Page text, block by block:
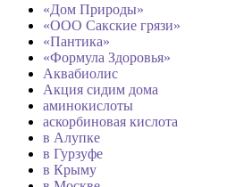
«Дом Природы»
«ООО Сакские грязи»
«Пантика»
«Формула Здоровья»
Аквабиолис
Акция сидим дома
аминокислоты
аскорбиновая кислота
в Алупке
в Гурзуфе
в Крыму